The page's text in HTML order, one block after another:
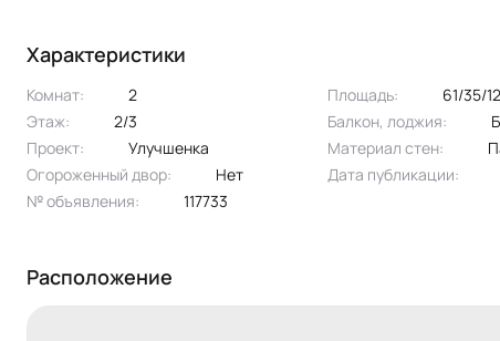
Характеристики
Комнат: 2 Площадь:
61/35/
Этаж:
2/3 Балкон, лоджия:
Проект:
улучшенка Материал стен:
Огороженный двор:
Нет Дата публикации:
№ объявления:
117733
Расположение